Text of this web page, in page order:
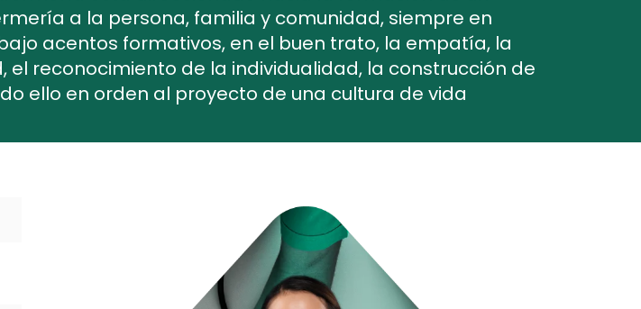
a la persona, familia y comunidad, siempre en
acentos formativos, en el buen trato, la empatía, la
reconocimiento de la individualidad, la construcción de
ello en orden al proyecto de una cultura de vida